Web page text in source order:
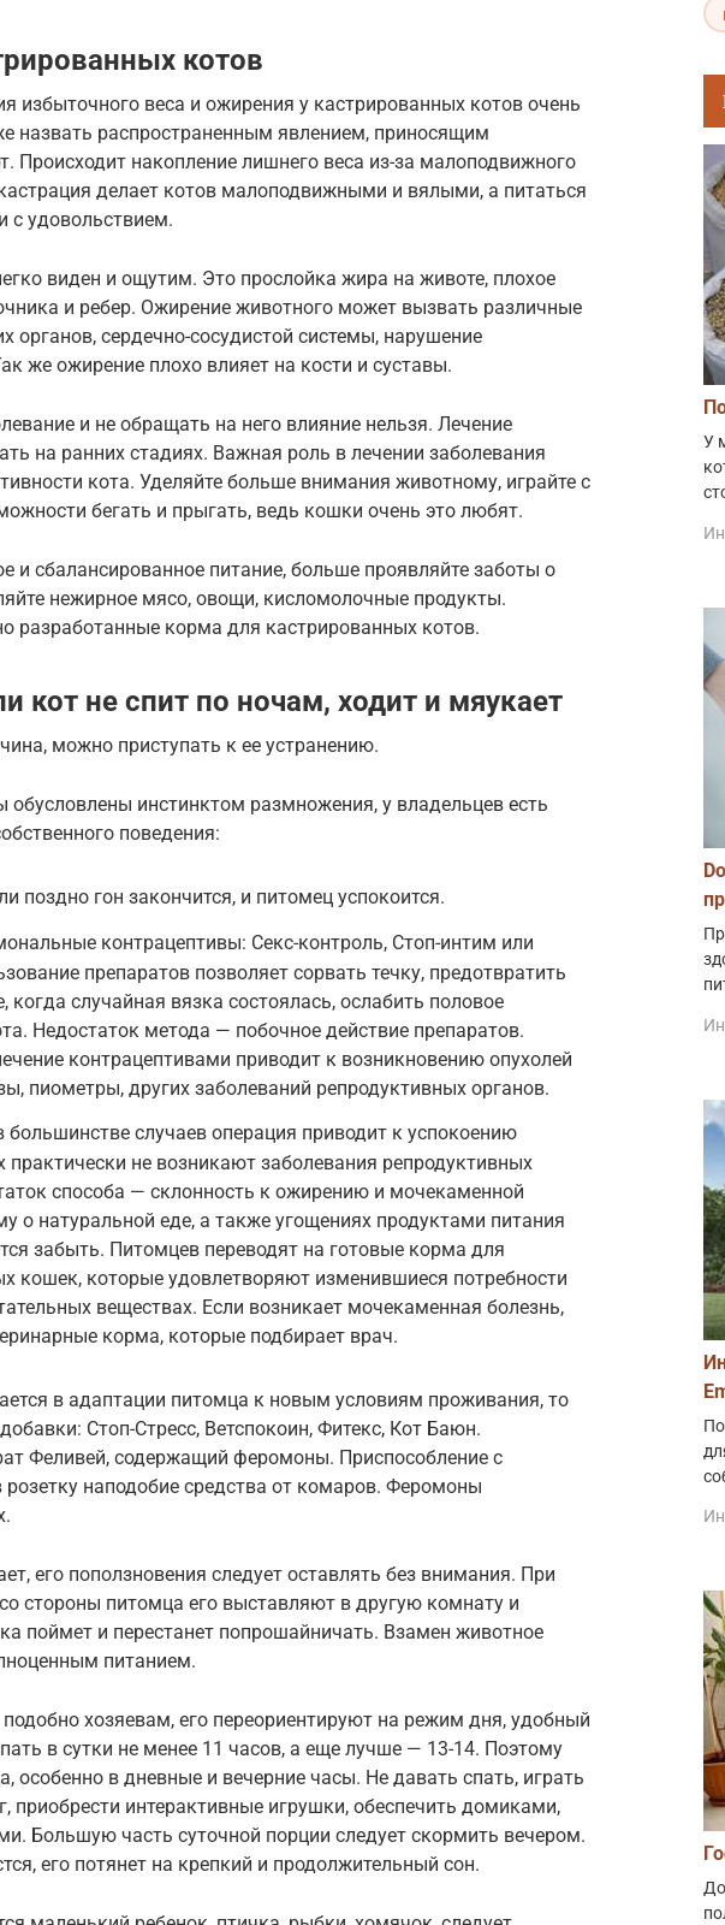
котов
избыточного веса и ожирения у кастрированных котов очень
назвать распространенным явлением, приносящим
Происходит накопление лишнего веса из-за малоподвижного
делает котов малоподвижными и вялыми, а питаться
с удовольствием.
виден и ощутим. Это прослойка жира на животе, плохое
и ребер. Ожирение животного может вызвать различные
органов, сердечно-сосудистой системы, нарушение
же ожирение плохо влияет на кости и суставы.
и не обращать на него влияние нельзя. Лечение
на ранних стадиях. Важная роль в лечении заболевания
кота. Уделяйте больше внимания животному, играйте с
бегать и прыгать, ведь кошки очень это любят.
и сбалансированное питание, больше проявляйте заботы о
нежирное мясо, овощи, кисломолочные продукты.
разработанные корма для кастрированных котов.
кот не спит по ночам, ходит и мяукает
можно приступать к ее устранению.
обусловлены инстинктом размножения, у владельцев есть
поведения:
поздно гон закончится, и питомец успокоится.
контрацептивы: Секс-контроль, Стоп-интим или
препаратов позволяет сорвать течку, предотвратить
когда случайная вязка состоялась, ослабить половое
Недостаток метода — побочное действие препаратов.
контрацептивами приводит к возникновению опухолей
пиометры, других заболеваний репродуктивных органов.
большинстве случаев операция приводит к успокоению
не возникают заболевания репродуктивных
способа — склонность к ожирению и мочекаменной
о натуральной еде, а также угощениях продуктами питания
забыть. Питомцев переводят на готовые корма для
кошек, которые удовлетворяют изменившиеся потребности
веществах. Если возникает мочекаменная болезнь,
корма, которые подбирает врач.
в адаптации питомца к новым условиям проживания, то
Стоп-Стресс, Ветспокоин, Фитекс, Кот Баюн.
Феливей, содержащий феромоны. Приспособление с
наподобие средства от комаров. Феромоны
его поползновения следует оставлять без внимания. При
стороны питомца его выставляют в другую комнату и
поймет и перестанет попрошайничать. Взамен животное
питанием.
хозяевам, его переориентируют на режим дня, удобный
в сутки не менее 11 часов, а еще лучше — 13-14. Поэтому
особенно в дневные и вечерние часы. Не давать спать, играть
приобрести интерактивные игрушки, обеспечить домиками,
Большую часть суточной порции следует скормить вечером.
его потянет на крепкий и продолжительный сон.
У